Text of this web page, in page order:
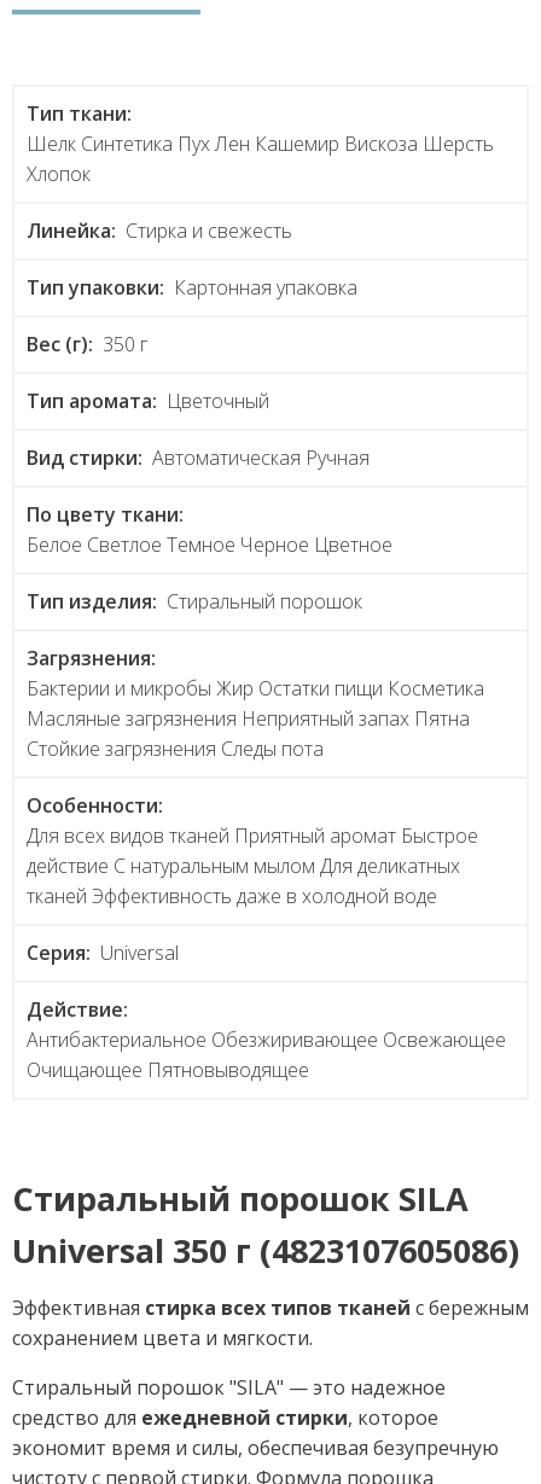
Тип ткани:
Шелк Синтетика Пух Лен Кашемир Вискоза Шерсть
Хлопок
Линейка: Стирка и свежесть
Тип упаковки: Картонная упаковка
Вес (г): 350 г
Тип аромата: Цветочный
Вид стирки: Автоматическая Ручная
По цвету ткани:
Белое Светлое Темное Черное Цветное
Тип изделия: Стиральный порошок
Загрязнения:
Бактерии и микробы Жир Остатки пищи Косметика
Масляные загрязнения Неприятный запах Пятна
Стойкие загрязнения Следы пота
Особенности:
Для всех видов тканей Приятный аромат Быстрое
действие С натуральным мылом Для деликатных
тканей Эффективность даже в холодной воде
Серия: Universal
Действие:
Антибактериальное Обезжиривающее Освежающее
Очищающее Пятновыводящее
Стиральный порошок SILA
Universal 350 г (4823107605086)
Эффективная стирка всех типов тканей с бережным
сохранением цвета и мягкости.
Стиральный порошок "SILA" — это надежное
средство для ежедневной стирки, которое
экономит время и силы, обеспечивая безупречную
чистоту с первой стирки. Формула порошка